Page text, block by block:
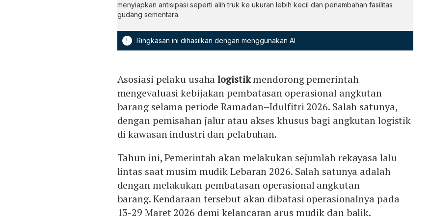
menyiapkan antisipasi seperti alih truk ke ukuran lebih kecil dan penambahan fasilitas
gudang sementara.
! Ringkasan ini dihasilkan dengan menggunakan AI
Asosiasi pelaku usahalogistikmendorong pemerintah
mengevaluasi kebijakan pembatasan operasional angkutan
barang selama periode Ramadan–Idulfitri 2026. Salah satunya,
dengan pemisahan jalur atau akses khusus bagi angkutan logistik
di kawasan industri dan pelabuhan.
Tahun ini, Pemerintah akan melakukan sejumlah rekayasa lalu
lintas saat musim mudik Lebaran 2026. Salah satunya adalah
dengan melakukan pembatasan operasional angkutan
barang. Kendaraan tersebut akan dibatasi operasionalnya pada
13-29 Maret 2026 demi kelancaran arus mudik dan balik.